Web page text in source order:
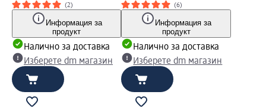
(2)
Информация за
продукт
Налично за доставка
Изберете dm магазин
(6)
Информация за
продукт
Налично за доставка
Изберете dm магазин